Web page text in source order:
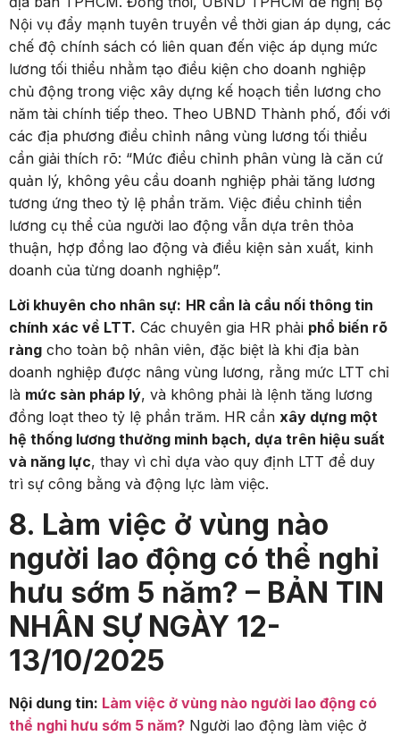
Nội vụ đẩy mạnh tuyên truyền về thời gian áp dụng, các
chế độ chính sách có liên quan đến việc áp dụng mức
lương tối thiểu nhằm tạo điều kiện cho doanh nghiệp
chủ động trong việc xây dựng kế hoạch tiền lương cho
năm tài chính tiếp theo. Theo UBND Thành phố, đối với
các địa phương điều chỉnh nâng vùng lương tối thiểu
cần giải thích rõ: “Mức điều chỉnh phân vùng là căn cứ
quản lý, không yêu cầu doanh nghiệp phải tăng lương
tương ứng theo tỷ lệ phần trăm. Việc điều chỉnh tiền
lương cụ thể của người lao động vẫn dựa trên thỏa
thuận, hợp đồng lao động và điều kiện sản xuất, kinh
doanh của từng doanh nghiệp”.
Lời khuyên cho nhân sự: HR cần là cầu nối thông tin
chính xác về LTT. Các chuyên gia HR phải phổ biến rõ
ràng cho toàn bộ nhân viên, đặc biệt là khi địa bàn
doanh nghiệp được nâng vùng lương, rằng mức LTT chỉ
là mức sàn pháp lý, và không phải là lệnh tăng lương
đồng loạt theo tỷ lệ phần trăm. HR cần xây dựng một
hệ thống lương thưởng minh bạch, dựa trên hiệu suất
và năng lực, thay vì chỉ dựa vào quy định LTT để duy
trì sự công bằng và động lực làm việc.
8. Làm việc ở vùng nào
người lao động có thể nghỉ
hưu sớm 5 năm? – BẢN TIN
NHÂN SỰ NGÀY 12-
13/10/2025
Nội dung tin: Làm việc ở vùng nào người lao động có
thể nghỉ hưu sớm 5 năm? Người lao động làm việc ở